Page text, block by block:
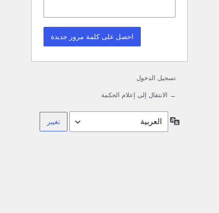
تسجيل الدخول
→ الانتقال إلى إعلام الحكمة
اللغة